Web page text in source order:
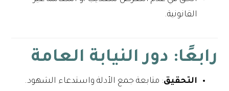
القانونية.
رابعًا: دور النيابة العامة
التحقيق: متابعة جمع الأدلة واستدعاء الشهود.